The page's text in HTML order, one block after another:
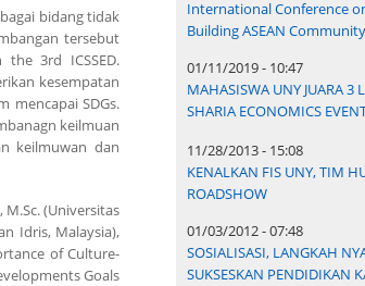
bidang tidak
tersebut
the 3rd ICSSED.
kesempatan
mencapai SDGs.
keilmuan
keilmuwan dan
(Universitas
Idris, Malaysia),
of Culture-
Goals
International Conference
Building ASEAN
01/11/2019 - 10:47
MAHASISWA UNY JUARA 3
SHARIA ECONOMICS
11/28/2013 - 15:08
KENALKAN FIS UNY, TIM
ROADSHOW
01/03/2012 - 07:48
SOSIALISASI, LANGKAH
SUKSESKAN PENDIDIKAN